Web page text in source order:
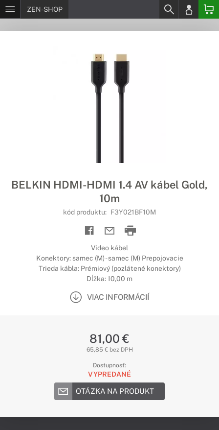
ZEN-SHOP
BELKIN HDMI-HDMI 1.4 AV kábel Gold,
10m
kód produktu: F3Y021BF10M
Video kábel
Konektory: samec (M) - samec (M) Prepojovacie
Trieda kábla: Prémiový (pozlátené konektory)
Dĺžka: 10,00 m
VIAC INFORMÁCIÍ
81,00 €
65,85 € bez DPH
Dostupnosť:
VYPREDANÉ
OTÁZKA NA PRODUKT